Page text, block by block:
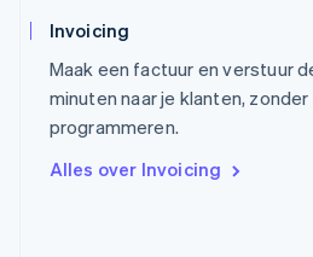
Invoicing
Maak een factuur en verstuur
minuten naar je klanten,
programmeren.
Alles over Invoicing
Português
Roemenië
English
Singapore
Slovenië
EnglishItaliano